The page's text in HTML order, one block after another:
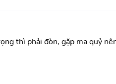
thì phải đòn, gặp ma quỷ